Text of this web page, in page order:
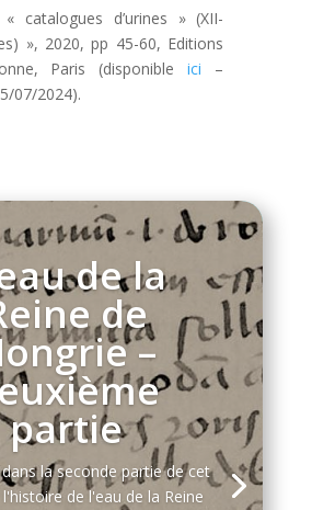
catalogues d’urines » (XII-
», 2020, pp 45-60, Editions
Paris (disponibleici –
07/2024).
de la
de
–
partie
la seconde partie de cet
de l'eau de la Reine